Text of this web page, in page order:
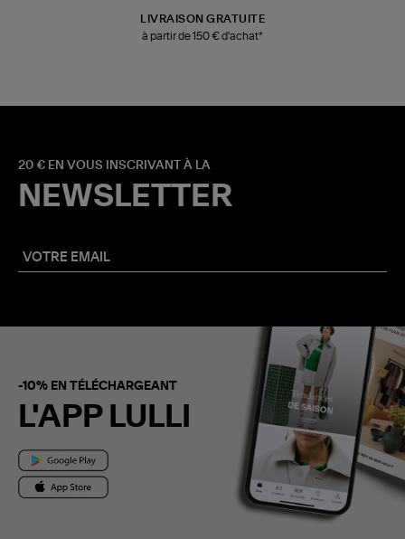
LIVRAISON GRATUITE
à partir de 150 € d'achat*
20 € EN VOUS INSCRIVANT À LA
NEWSLETTER
-10% EN TÉLÉCHARGEANT
L'APP LULLI